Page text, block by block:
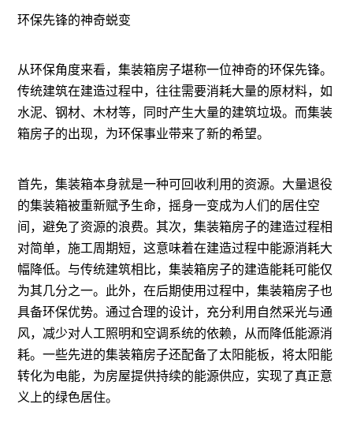
环保先锋的神奇蜕变
从环保角度来看，集装箱房子堪称一位神奇的环保先锋。
传统建筑在建造过程中，往往需要消耗大量的原材料，如
水泥、钢材、木材等，同时产生大量的建筑垃圾。而集装
箱房子的出现，为环保事业带来了新的希望。
首先，集装箱本身就是一种可回收利用的资源。大量退役
的集装箱被重新赋予生命，摇身一变成为人们的居住空
间，避免了资源的浪费。其次，集装箱房子的建造过程相
对简单，施工周期短，这意味着在建造过程中能源消耗大
幅降低。与传统建筑相比，集装箱房子的建造能耗可能仅
为其几分之一。此外，在后期使用过程中，集装箱房子也
具备环保优势。通过合理的设计，充分利用自然采光与通
风，减少对人工照明和空调系统的依赖，从而降低能源消
耗。一些先进的集装箱房子还配备了太阳能板，将太阳能
转化为电能，为房屋提供持续的能源供应，实现了真正意
义上的绿色居住。